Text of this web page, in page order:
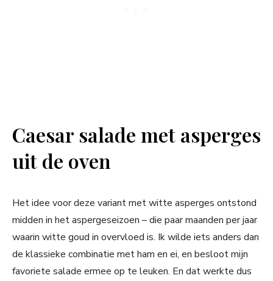
Caesar salade met asperges
uit de oven
Het idee voor deze variant met witte asperges ontstond
midden in het aspergeseizoen – die paar maanden per jaar
waarin witte goud in overvloed is. Ik wilde iets anders dan
de klassieke combinatie met ham en ei, en besloot mijn
favoriete salade ermee op te leuken. En dat werkte dus